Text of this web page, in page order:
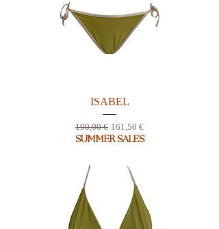
ISABEL
Prix original
190,00 € Prix promotionnel
161,50 €
SUMMER SALES